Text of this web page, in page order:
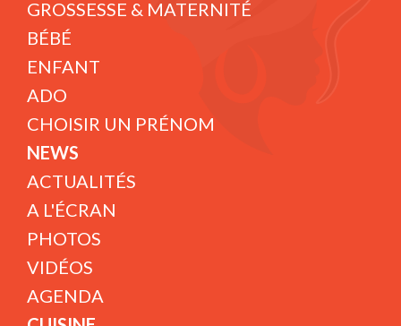
GROSSESSE & MATERNITÉ
BÉBÉ
ENFANT
ADO
CHOISIR UN PRÉNOM
NEWS
ACTUALITÉS
A L'ÉCRAN
PHOTOS
VIDÉOS
AGENDA